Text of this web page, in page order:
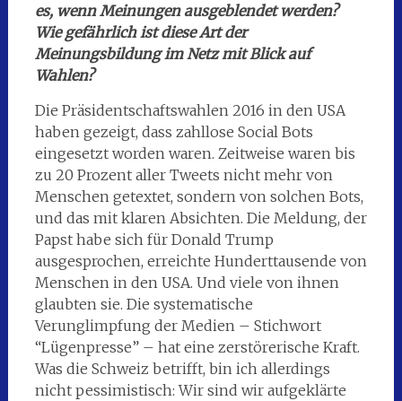
es, wenn Meinungen ausgeblendet werden?
Wie gefährlich ist diese Art der
Meinungsbildung im Netz mit Blick auf
Wahlen?
Die Präsidentschaftswahlen 2016 in den USA
haben gezeigt, dass zahllose Social Bots
eingesetzt worden waren. Zeitweise waren bis
zu 20 Prozent aller Tweets nicht mehr von
Menschen getextet, sondern von solchen Bots,
und das mit klaren Absichten. Die Meldung, der
Papst habe sich für Donald Trump
ausgesprochen, erreichte Hunderttausende von
Menschen in den USA. Und viele von ihnen
glaubten sie. Die systematische
Verunglimpfung der Medien – Stichwort
“Lügenpresse” – hat eine zerstörerische Kraft.
Was die Schweiz betrifft, bin ich allerdings
nicht pessimistisch: Wir sind wir aufgeklärte